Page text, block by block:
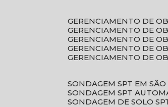
GERENCIAMENTO DE
GERENCIAMENTO DE
GERENCIAMENTO DE
GERENCIAMENTO DE
GERENCIAMENTO DE
SONDAGEM SPT EM
SONDAGEM SPT
SONDAGEM DE SOLO